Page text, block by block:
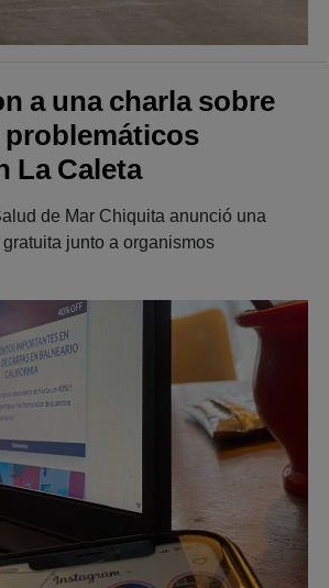
a una charla sobre
La Caleta
de Mar Chiquita anunció una
junto a organismos